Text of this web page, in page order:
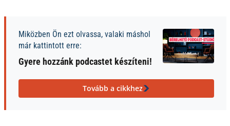
Miközben Ön ezt olvassa, valaki máshol
már kattintott erre:
Gyere hozzánk podcastet készíteni!
Tovább a cikkhez